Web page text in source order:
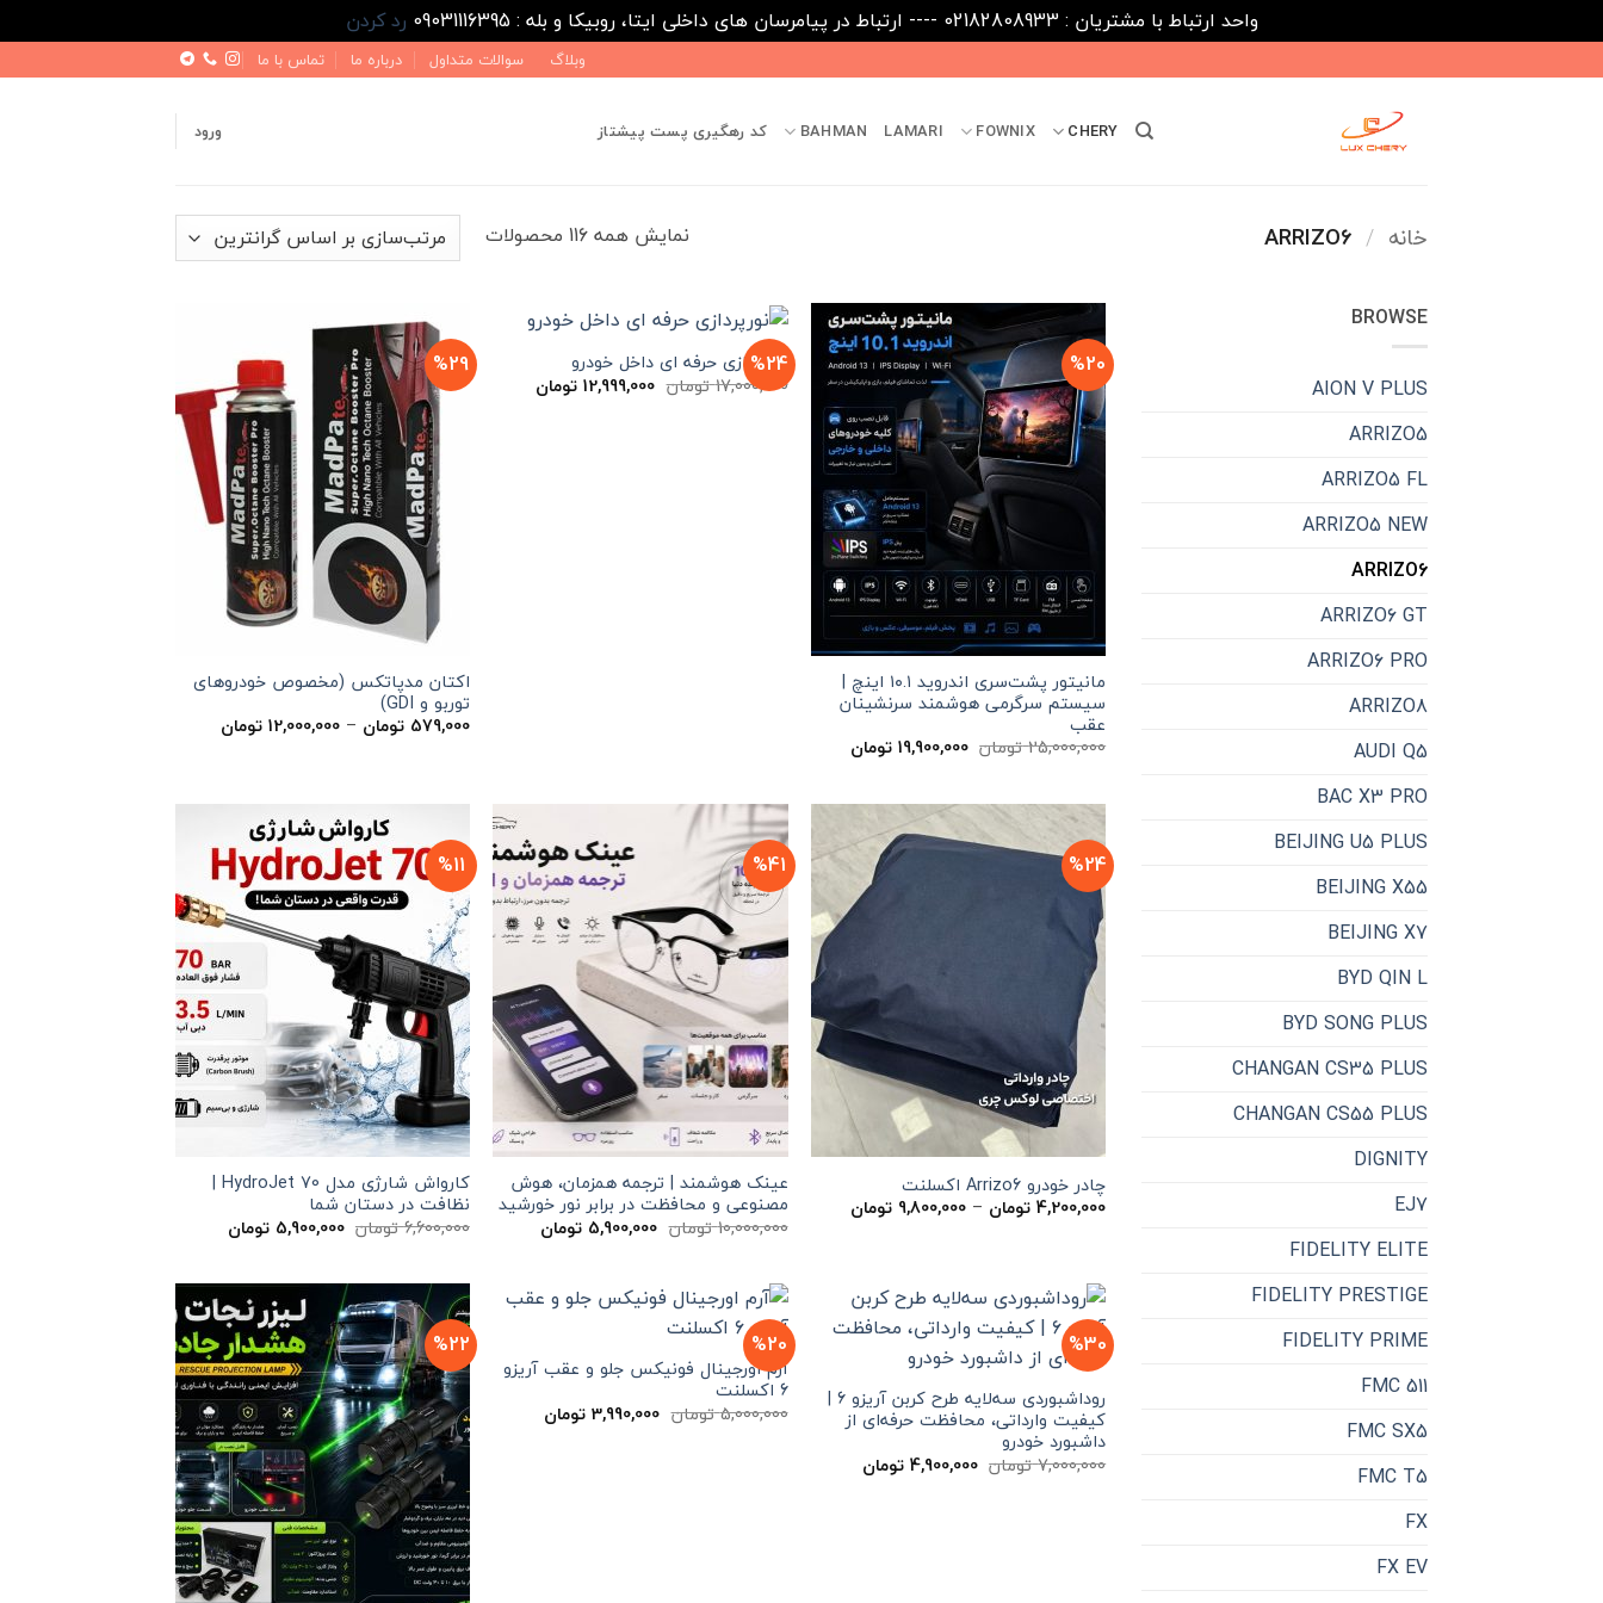
واحد ارتباط با مشتریان : 02182808933 ---- ارتباط در پیامرسان های داخلی ایتا، روبیکا و بله : 09031116395
رد کردن
to
وبلاگ سوالات متداول درباره ما تماس با ما
CHERY
FOWNIX
LAMARI
BAHMAN کد رهگیری پست پیشتاز ورود
خانه / نمایش همه 116 محصولات
مرتب‌سازی
قیمت:
زیاد
به
BROWSE
AION V PLUS
ARRIZO5
ARRIZO5 FL
ARRIZO5 NEW
ARRIZO6
ARRIZO6 GT
ARRIZO6 PRO
ARRIZO8
AUDI Q5
BAC X3 PRO
BEIJING U5 PLUS
BEIJING X55
BEIJING X7
BYD QIN L
BYD SONG PLUS
CHANGAN CS35 PLUS
CHANGAN CS55 PLUS
DIGNITY
EJ7
FIDELITY ELITE
FIDELITY PRESTIGE
FIDELITY PRIME
FMC 511
FMC SX5
FMC T5
FX
FX EV
%20
مانیتور پشت‌سری اندروید ۱۰.۱ اینچ |
سیستم سرگرمی هوشمند سرنشینان
عقب
25,000,000 تومان قیمت
اصلی
بود.
19,900,000 تومان
است.
%24
نورپردازی حرفه ای داخل خودرو
17,000,000 تومان قیمت
اصلی
12,999,000 تومانقیمت
فعلی
12,999,000 تومان
%29
اکتان مدپاتکس (مخصوص خودروهای
توربو و GDI)
579,000 تومان –
12,000,000 تومان
%24
چادر خودرو Arrizo6 اکسلنت
4,200,000 تومان –
9,800,000 تومانمحدوده
قیمت:
4,200,000 تومان
%41
عینک هوشمند | ترجمه همزمان، هوش
مصنوعی و محافظت در برابر نور خورشید
10,000,000 تومان قیمت
اصلی
5,900,000 تومانقیمت
فعلی
%11
کارواش شارژی مدل HydroJet 70 |
نظافت در دستان شما
6,600,000 تومان قیمت
اصلی
بود.
5,900,000 تومان
است.
%30
روداشبوردی سه‌لایه طرح کربن آریزو 6 |
کیفیت وارداتی، محافظت حرفه‌ای از
داشبورد خودرو
7,000,000 تومان قیمت
اصلی
4,900,000 تومان
%20
آرم اورجینال فونیکس جلو و عقب آریزو
6 اکسلنت
5,000,000 تومان قیمت
اصلی
3,990,000 تومانقیمت
فعلی
3,990,000 تومان
%22